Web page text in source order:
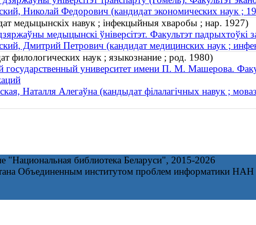
Николай Федорович (кандидат экономических наук ;
медыцынскіх навук ; інфекцыйныя хваробы ; нар. 1927)
медыцынскі ўніверсітэт. Факультэт падрыхтоўкі
Дмитрий Петрович (кандидат медицинских наук ;
филологических наук ; языкознание ; род. 1980)
государственный университет имени П. М. Машерова.
Наталля Алегаўна (кандыдат філалагічных навук ;
"Национальная библиотека Беларуси", 2015-2026
Объединенным институтом проблем информатики НАН